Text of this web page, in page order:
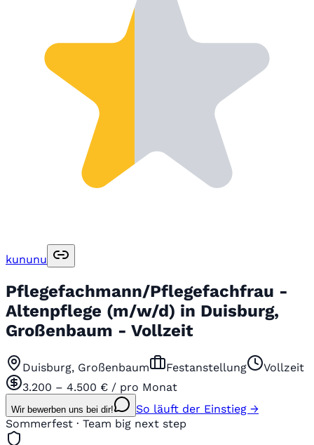
kununu
Pflegefachmann/Pflegefachfrau -
Altenpflege (m/w/d) in Duisburg,
Großenbaum - Vollzeit
Duisburg, Großenbaum Festanstellung
Vollzeit
3.200 – 4.500 € / pro Monat
Wir bewerben uns bei dir!
So läuft der Einstieg →
Sommerfest · Team big next step